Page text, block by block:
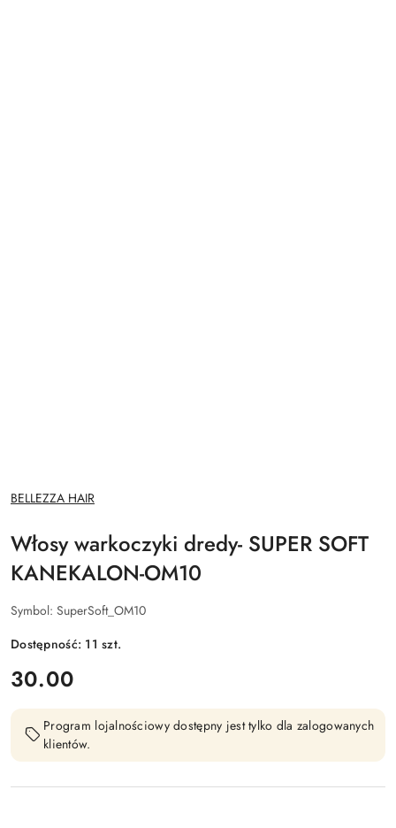
NAZWA
PRODUCENTA:
BELLEZZA HAIR
Włosy warkoczyki dredy- SUPER SOFT
KANEKALON-OM10
Symbol: SuperSoft_OM10
Dostępność: 11szt.
cena:
30.00
Program lojalnościowy dostępny jest tylko dla zalogowanych
klientów.